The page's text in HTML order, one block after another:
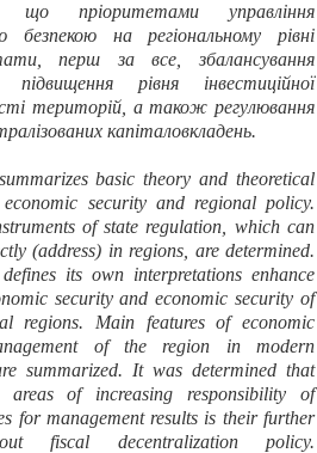
що пріоритетами управління
безпекою на регіональному рівні
перш за все, збалансування
рівня інвестиційної
територій, а також регулювання
капіталовкладень.
basic theory and theoretical
security and regional policy.
of state regulation, which can
(address) in regions, are determined.
its own interpretations enhance
security and economic security of
regions. Main features of economic
of the region in modern
summarized. It was determined that
of increasing responsibility of
for management results is their further
fiscal decentralization policy.